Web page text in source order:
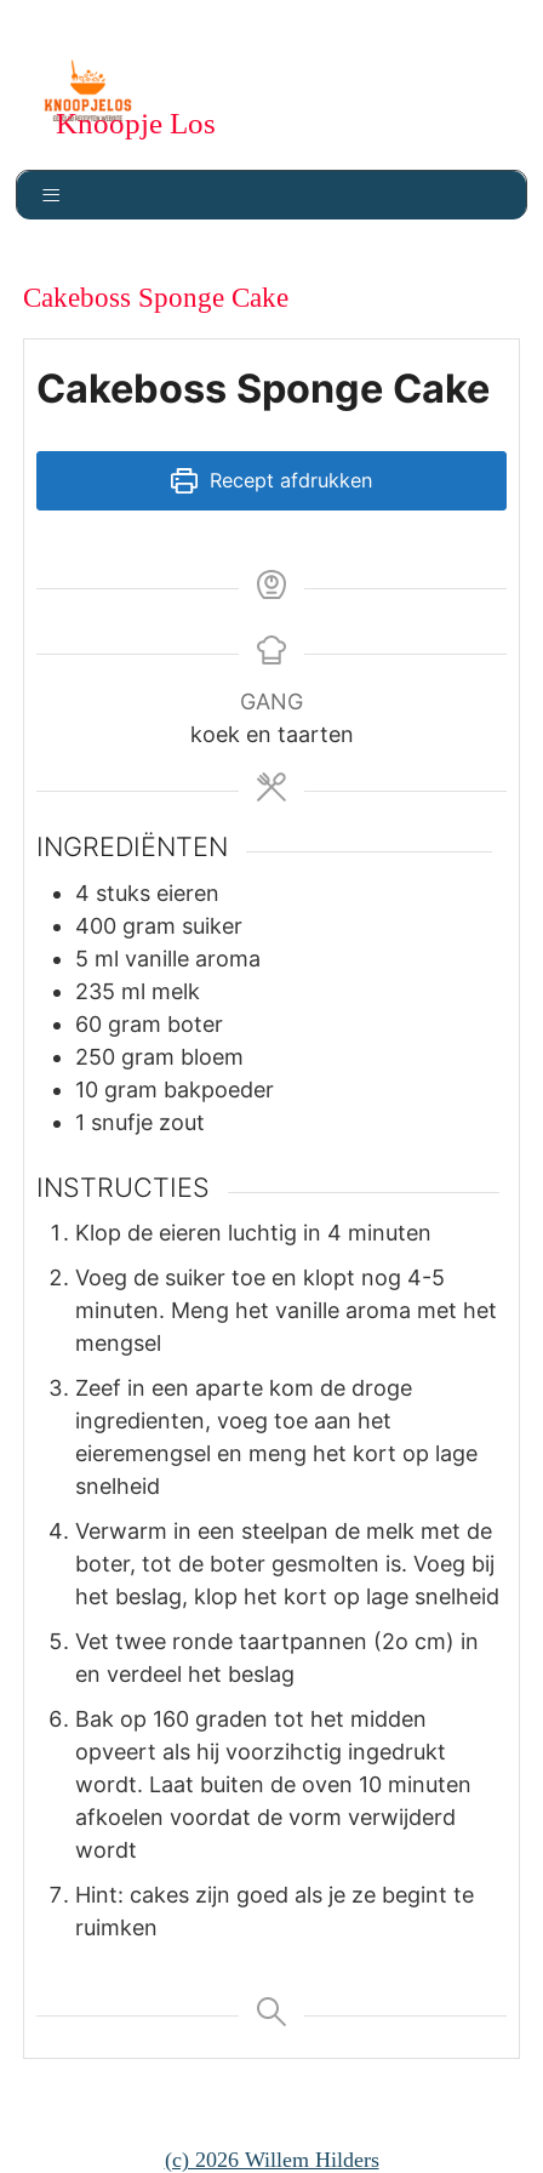
Knoopje Los
Cakeboss Sponge Cake
Cakeboss Sponge Cake
Recept afdrukken
GANG
koek en taarten
INGREDIËNTEN
4 stuks eieren
400 gram suiker
5 ml vanille aroma
235 ml melk
60 gram boter
250 gram bloem
10 gram bakpoeder
1 snufje zout
INSTRUCTIES
Klop de eieren luchtig in 4 minuten
Voeg de suiker toe en klopt nog 4-5
minuten. Meng het vanille aroma met het
mengsel
Zeef in een aparte kom de droge
ingredienten, voeg toe aan het
eieremengsel en meng het kort op lage
snelheid
Verwarm in een steelpan de melk met de
boter, tot de boter gesmolten is. Voeg bij
het beslag, klop het kort op lage snelheid
Vet twee ronde taartpannen (2o cm) in
en verdeel het beslag
Bak op 160 graden tot het midden
opveert als hij voorzihctig ingedrukt
wordt. Laat buiten de oven 10 minuten
afkoelen voordat de vorm verwijderd
wordt
Hint: cakes zijn goed als je ze begint te
ruimken
(c) 2026 Willem Hilders